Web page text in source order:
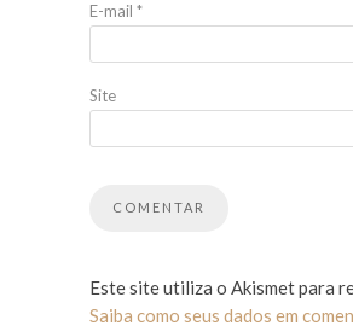
E-mail *
Site
Este site utiliza o Akismet para
Saiba como seus dados em